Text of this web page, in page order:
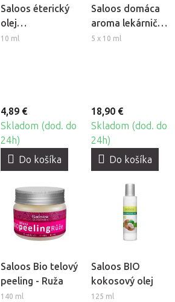
Saloos éterický
olej
Prechladnutie &
10 ml
4,89 €
Skladom (dod. do
24h)
Do košíka
Saloos domáca
aroma lekárnička
- sada 100%
5 x 10 ml
18,90 €
Skladom (dod. do
24h)
Do košíka
Saloos Bio telový
peeling - Ruža
140 ml
Saloos BIO
kokosový olej
125 ml